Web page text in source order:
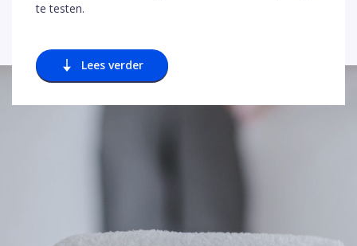
te testen.
Lees verder